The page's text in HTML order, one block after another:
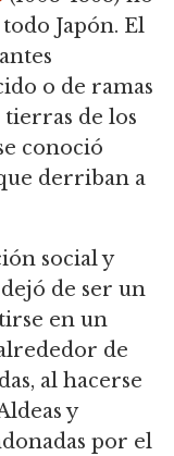
Japón. El
o de ramas
de los
conoció
derriban a
social y
de ser un
en un
de
al hacerse
y
por el